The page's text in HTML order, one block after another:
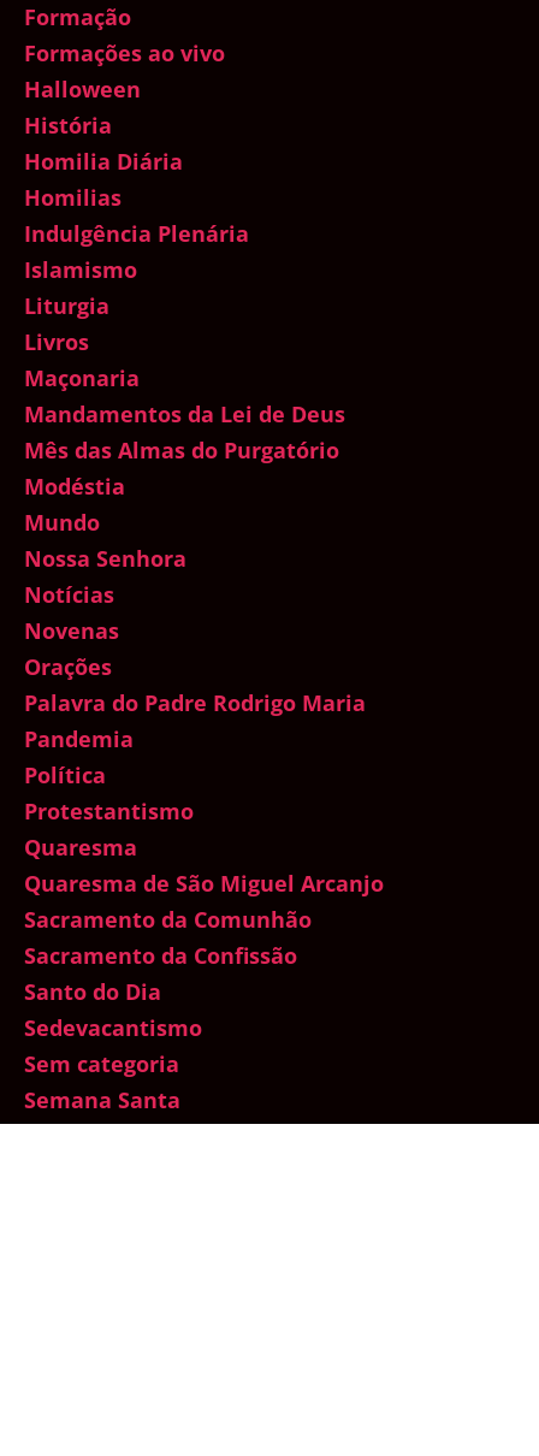
Formação
Formações ao vivo
Halloween
História
Homilia Diária
Homilias
Indulgência Plenária
Islamismo
Liturgia
Livros
Maçonaria
Mandamentos da Lei de Deus
Mês das Almas do Purgatório
Modéstia
Mundo
Nossa Senhora
Notícias
Novenas
Orações
Palavra do Padre Rodrigo Maria
Pandemia
Política
Protestantismo
Quaresma
Quaresma de São Miguel Arcanjo
Sacramento da Comunhão
Sacramento da Confissão
Santo do Dia
Sedevacantismo
Sem categoria
Semana Santa